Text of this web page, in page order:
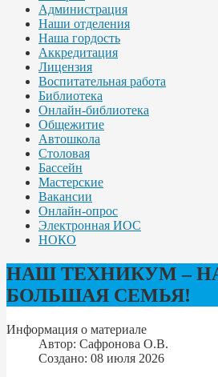
Администрация
Наши отделения
Наша гордость
Аккредитация
Лицензия
Воспитательная работа
Библиотека
Онлайн-библиотека
Общежитие
Автошкола
Столовая
Бассейн
Мастерские
Вакансии
Онлайн-опрос
Электронная ИОС
НОКО
НАШ ТЕХНИКУМ –
БОЛЬШАЯ СЕМЬЯ!
Информация о материале
Автор: Сафронова О.В.
Создано: 08 июля 2026